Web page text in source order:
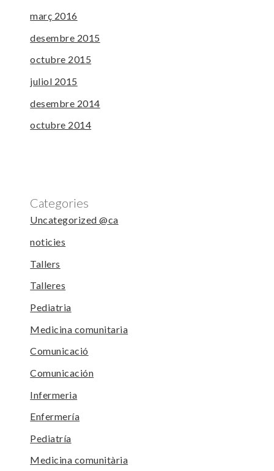
març 2016
desembre 2015
octubre 2015
juliol 2015
desembre 2014
octubre 2014
Categories
Uncategorized @ca
noticies
Tallers
Talleres
Pediatria
Medicina comunitaria
Comunicació
Comunicación
Infermeria
Enfermería
Pediatría
Medicina comunitària